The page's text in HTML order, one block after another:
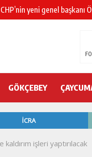
CHP’nin yeni genel başkanı
Devrek Engelsiz Yaşam
TTK’DA GÖÇÜK! ÇOK
GÖKÇEBEY